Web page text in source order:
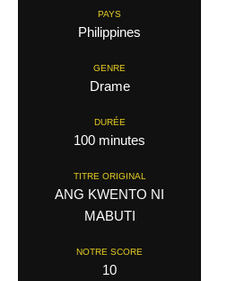
PAYS
Philippines
GENRE
Drame
DURÉE
100 minutes
TITRE ORIGINAL
ANG KWENTO NI
MABUTI
NOTRE SCORE
10